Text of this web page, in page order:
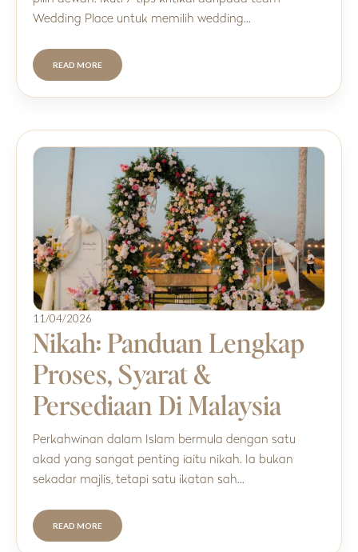
Wedding Place untuk memilih wedding…
READ MORE
Nikah: Panduan Lengkap
Proses, Syarat &
Persediaan Di Malaysia
11/04/2026
Perkahwinan dalam Islam bermula dengan satu
akad yang sangat penting iaitu nikah. Ia bukan
sekadar majlis, tetapi satu ikatan sah…
READ MORE